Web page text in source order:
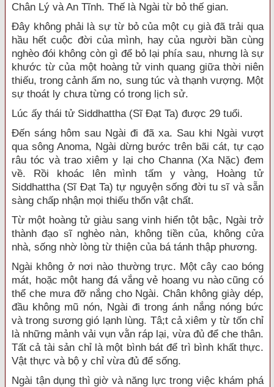
Chân Lý và An Tĩnh. Thế là Ngài từ bỏ thế gian.
Đây không phải là sự từ bỏ của một cụ già đã trải qua
hầu hết cuộc đời của mình, hay của người bần cùng
nghèo đói không còn gì để bỏ lại phía sau, nhưng là sự
khước từ của một hoàng tử vinh quang giữa thời niên
thiếu, trong cảnh ấm no, sung túc và thạnh vượng. Một
sự thoát ly chưa từng có trong lịch sử.
Lúc ấy thái tử Siddhattha (Sĩ Đạt Ta) được 29 tuổi.
Đến sáng hôm sau Ngài đi đã xa. Sau khi Ngài vượt
qua sông Anoma, Ngài dừng bước trên bãi cát, tự cạo
râu tóc và trao xiêm y lại cho Channa (Xa Nặc) đem
về. Rồi khoác lên mình tấm y vàng, Hoàng tử
Siddhattha (Sĩ Đạt Ta) tự nguyện sống đời tu sĩ và sẵn
sàng chấp nhận mọi thiếu thốn vật chất.
Từ một hoàng tử giàu sang vinh hiển tột bậc, Ngài trở
thành đạo sĩ nghèo nàn, không tiền của, không cửa
nhà, sống nhờ lòng từ thiện của bá tánh thập phương.
Ngài không ở nơi nào thường trực. Một cây cao bóng
mát, hoặc một hang đá vắng vẻ hoang vu nào cũng có
thể che mưa đỡ nắng cho Ngài. Chân không giày dép,
đầu không mũ nón, Ngài đi trong ánh nắng nóng bức
và trong sương gió lạnh lùng. Tâ;t cả xiêm y từ tốn chỉ
là những mảnh vải vụn vằn ráp lại, vừa đủ để che thân.
Tất cả tài sản chỉ là một bình bát để trì bình khất thực.
Vật thực và bộ y chỉ vừa đủ để sống.
Ngài tận dụng thì giờ và năng lực trong việc khám phá